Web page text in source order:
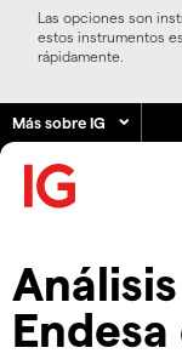
Las opciones son
estos instrumentos
rápidamente.
Más sobre IG